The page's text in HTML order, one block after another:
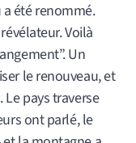
été renommé.
Voilà
Un
le renouveau, et
Le pays traverse
ont parlé, le